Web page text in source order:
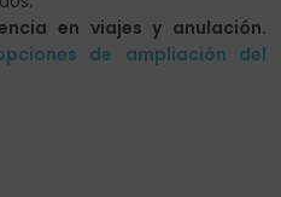
en viajes y anulación.
de ampliación del